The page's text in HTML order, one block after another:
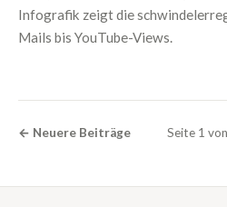
Infografik zeigt die
Mails bis YouTube-Views.
← Neuere Beiträge Seite 1